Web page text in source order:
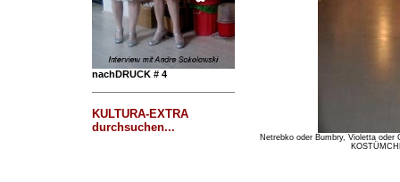
nachDRUCK # 4
KULTURA-EXTRA
durchsuchen...
Netrebko oder Bumbry, Violetta